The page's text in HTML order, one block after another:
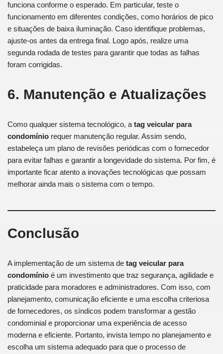
funciona conforme o esperado. Em particular, teste o
funcionamento em diferentes condições, como horários de pico
e situações de baixa iluminação. Caso identifique problemas,
ajuste-os antes da entrega final. Logo após, realize uma
segunda rodada de testes para garantir que todas as falhas
foram corrigidas.
6. Manutenção e Atualizações
Como qualquer sistema tecnológico, a tag veicular para
condomínio requer manutenção regular. Assim sendo,
estabeleça um plano de revisões periódicas com o fornecedor
para evitar falhas e garantir a longevidade do sistema. Por fim, é
importante ficar atento a inovações tecnológicas que possam
melhorar ainda mais o sistema com o tempo.
Conclusão
A implementação de um sistema de tag veicular para
condomínio é um investimento que traz segurança, agilidade e
praticidade para moradores e administradores. Com isso, com
planejamento, comunicação eficiente e uma escolha criteriosa
de fornecedores, os síndicos podem transformar a gestão
condominial e proporcionar uma experiência de acesso
moderna e eficiente. Portanto, invista tempo no planejamento e
escolha um sistema adequado para que o processo de